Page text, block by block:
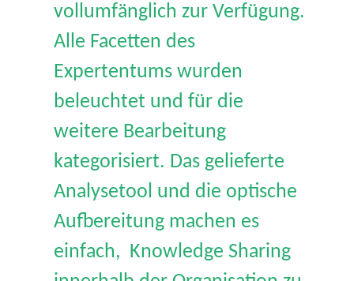
vollumfänglich zur Verfügung.
Alle Facetten des
Expertentums wurden
beleuchtet und für die
weitere Bearbeitung
kategorisiert. Das gelieferte
Analysetool und die optische
Aufbereitung machen es
einfach, Knowledge Sharing